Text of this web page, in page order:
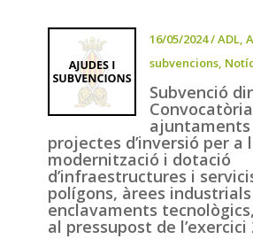
16/05/2024/ADL,
subvencions,
Subvenció
ajuntaments
projectes d’inversió per a
modernització i dotació
d’infraestructures i
polígons, àrees
enclavaments
al pressupost de l’exercici